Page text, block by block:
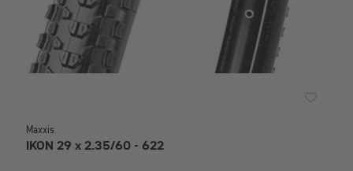
Maxxis
IKON 29 x 2.35/60 - 622